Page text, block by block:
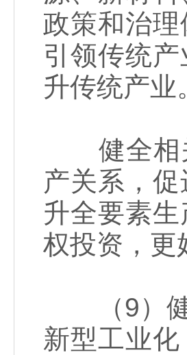
政策和治
引领传统
升传统产业
健全相关
产关系，
升全要素
权投资，更
（9）健
新型工业